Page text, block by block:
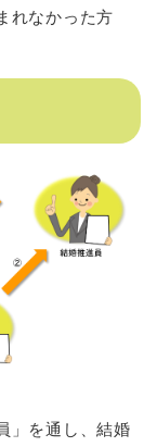
れなかった方
」を通し、結婚